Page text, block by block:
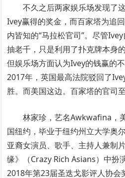
不久之后两家娱乐场发现了
Ivey赢得的奖金，而百家塔为追
内皆知的“马拉松官司”。尽管
抽老千，只是利用了扑克牌本身
但娱乐场方面认为Ivey的钱赢的
2017年，英国最高法院驳回了
胜。而美国这边。百家塔的官司
林家珍，艺名Awkwafina，
国纽约，毕业于纽约州立大学奥
亚裔女演员、歌手、主持人兼制
缘》（Crazy Rich Asians）中扮
2018年第23届圣迭戈影评人协会